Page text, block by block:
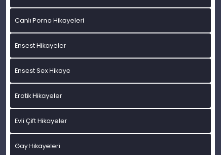
Canlı Porno Hikayeleri
Ensest Hikayeler
Ensest Sex Hikaye
Erotik Hikayeler
Evli Çift Hikayeler
Gay Hikayeleri